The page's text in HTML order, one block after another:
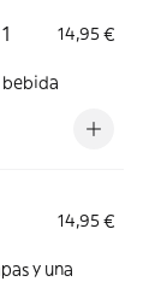
14,95 €
bebida
14,95 €
y una